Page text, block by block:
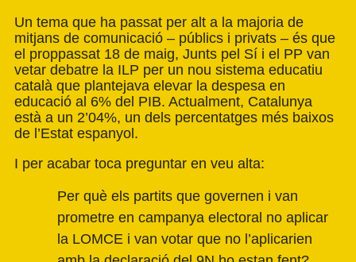
Un tema que ha passat per alt a la majoria de
mitjans de comunicació – públics i privats – és que
el proppassat 18 de maig, Junts pel Sí i el PP van
vetar debatre la ILP per un nou sistema educatiu
català que plantejava elevar la despesa en
educació al 6% del PIB. Actualment, Catalunya
està a un 2’04%, un dels percentatges més baixos
de l’Estat espanyol.
I per acabar toca preguntar en veu alta:
Per què els partits que governen i van
prometre en campanya electoral no aplicar
la LOMCE i van votar que no l’aplicarien